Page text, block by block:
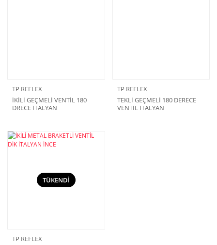
TP REFLEX
İKİLİ GEÇMELİ VENTİL 180
DRECE İTALYAN
TP REFLEX
TEKLİ GEÇMELİ 180 DERECE
VENTİL İTALYAN
TÜKENDİ
TP REFLEX